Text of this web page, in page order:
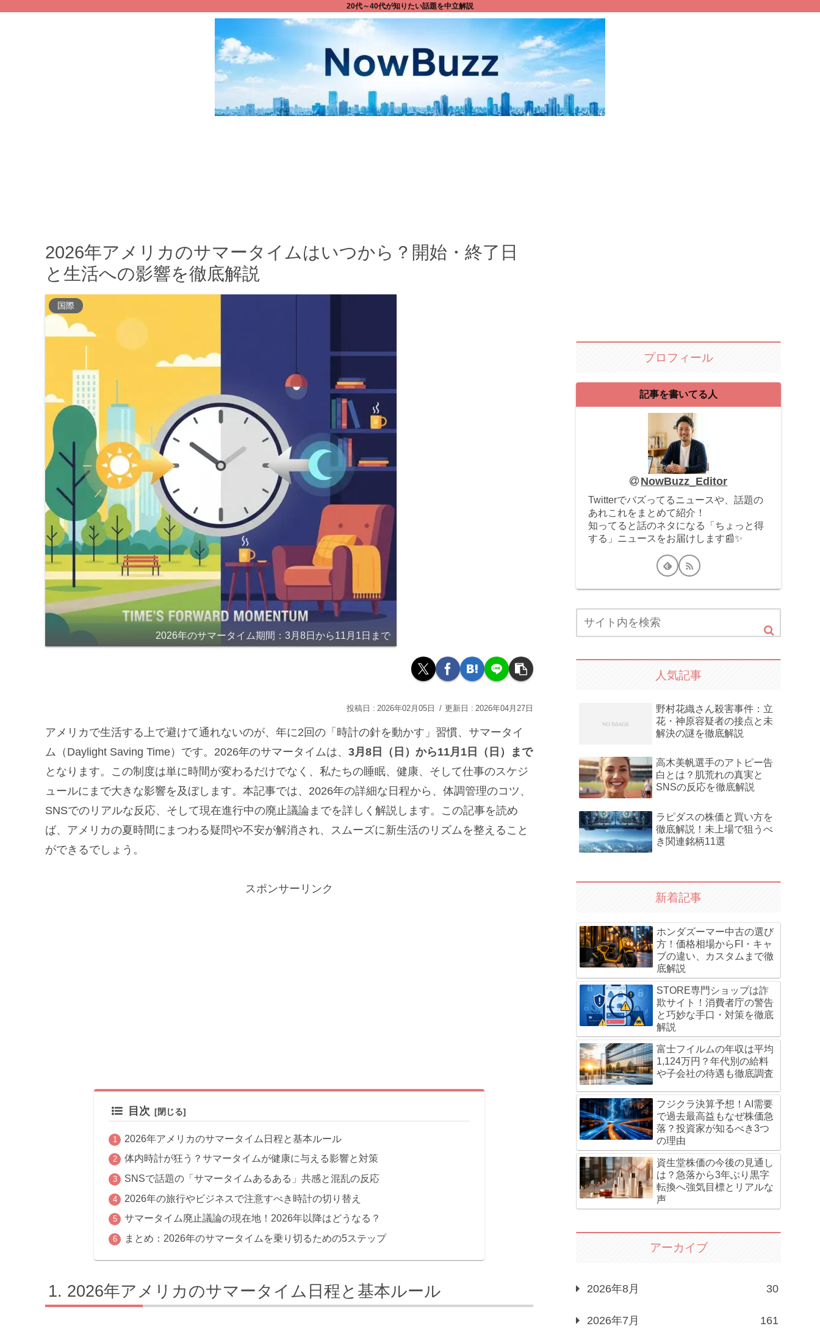
20代～40代が知りたい話題を中立解説
2026年アメリカのサマータイムはいつから？開始・終了日
と生活への影響を徹底解説
国際
2026年のサマータイム期間：3月8日から11月1日まで
2026年02月05日 2026年04月27日
アメリカで生活する上で避けて通れないのが、年に2回の「時計の針を動かす」習慣、サマータイ
ム（Daylight Saving Time）です。2026年のサマータイムは、 3月8日（日）から11月1日（日）まで
となります。この制度は単に時間が変わるだけでなく、私たちの睡眠、健康、そして仕事のスケジ
ュールにまで大きな影響を及ぼします。本記事では、2026年の詳細な日程から、体調管理のコツ、
SNSでのリアルな反応、そして現在進行中の廃止議論までを詳しく解説します。この記事を読め
ば、アメリカの夏時間にまつわる疑問や不安が解消され、スムーズに新生活のリズムを整えること
ができるでしょう。
スポンサーリンク
目次
2026年アメリカのサマータイム日程と基本ルール
体内時計が狂う？サマータイムが健康に与える影響と対策
SNSで話題の「サマータイムあるある」共感と混乱の反応
2026年の旅行やビジネスで注意すべき時計の切り替え
サマータイム廃止議論の現在地！2026年以降はどうなる？
まとめ：2026年のサマータイムを乗り切るための5ステップ
2026年アメリカのサマータイム日程と基本ルール
プロフィール
記事を書いてる人
NowBuzz_Editor
Twitterでバズってるニュースや、話題の
あれこれをまとめて紹介！
知ってると話のネタになる「ちょっと得
する」ニュースをお届けします📰✨
人気記事
野村花織さん殺害事件：立
花・神原容疑者の接点と未
解決の謎を徹底解説
高木美帆選手のアトピー告
白とは？肌荒れの真実と
SNSの反応を徹底解説
ラピダスの株価と買い方を
徹底解説！未上場で狙うべ
き関連銘柄11選
新着記事
ホンダズーマー中古の選び
方！価格相場からFI・キャ
ブの違い、カスタムまで徹
底解説
STORE専門ショップは詐
欺サイト！消費者庁の警告
と巧妙な手口・対策を徹底
解説
富士フイルムの年収は平均
1,124万円？年代別の給料
や子会社の待遇も徹底調査
フジクラ決算予想！AI需要
で過去最高益もなぜ株価急
落？投資家が知るべき3つ
の理由
資生堂株価の今後の見通し
は？急落から3年ぶり黒字
転換へ強気目標とリアルな
声
アーカイブ
2026年8月 30
2026年7月 161